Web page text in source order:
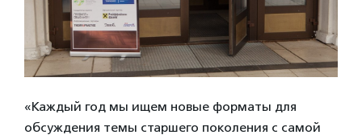
«Каждый год мы ищем новые форматы для
обсуждения темы старшего поколения с самой